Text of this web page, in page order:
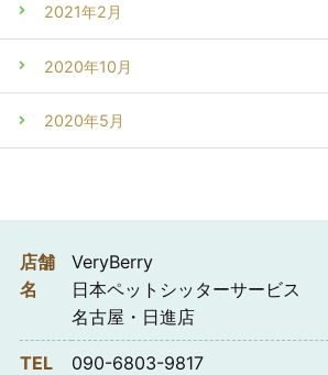
2021年2月
2020年10月
2020年5月
店舗
名
VeryBerry
日本ペットシッターサービス
名古屋・日進店
TEL 090-6803-9817